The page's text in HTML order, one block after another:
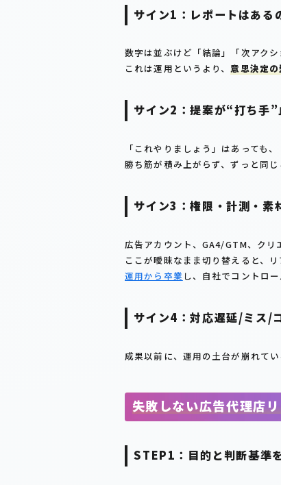
サイン1：レポートはある
数字は並ぶけど「結論」「次アク
これは運用というより、意思決定
サイン2：提案が“打ち手
「これやりましょう」はあっても
勝ち筋が積み上がらず、ずっと同じ
サイン3：権限・計測・素
広告アカウント、GA4/GTM、クリ
ここが曖昧なまま切り替えると、
運用から卒業 し、自社でコントロ
サイン4：対応遅延/ミス/
成果以前に、運用の土台が崩れてい
失敗しない広告代理店
STEP1：目的と判断基準